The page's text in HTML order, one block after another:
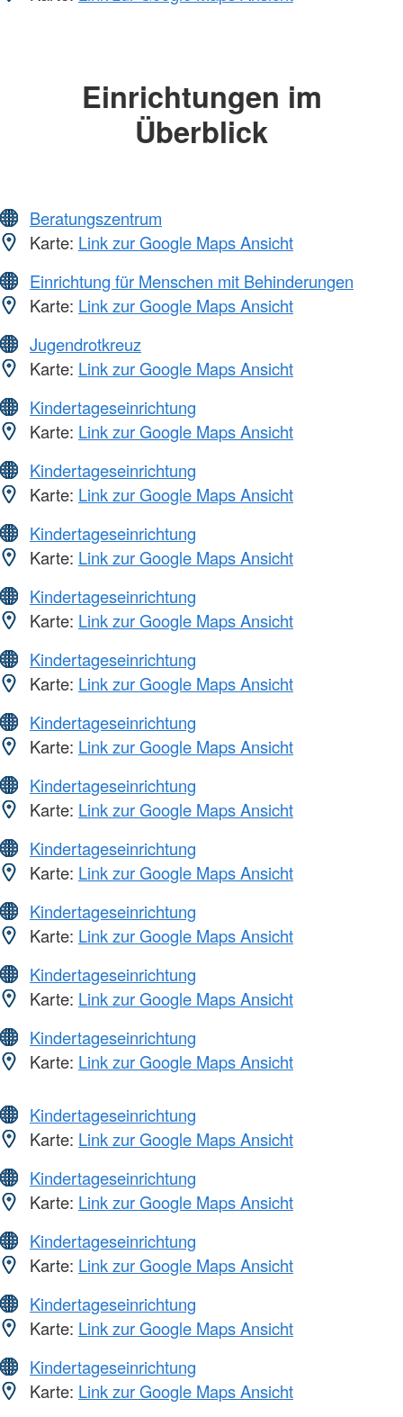
Einrichtungen im
Überblick
Beratungszentrum
Karte: Link zur Google Maps Ansicht
Einrichtung für Menschen mit Behinderungen
Karte: Link zur Google Maps Ansicht
Jugendrotkreuz
Karte: Link zur Google Maps Ansicht
Kindertageseinrichtung
Karte: Link zur Google Maps Ansicht
Kindertageseinrichtung
Karte: Link zur Google Maps Ansicht
Kindertageseinrichtung
Karte: Link zur Google Maps Ansicht
Kindertageseinrichtung
Karte: Link zur Google Maps Ansicht
Kindertageseinrichtung
Karte: Link zur Google Maps Ansicht
Kindertageseinrichtung
Karte: Link zur Google Maps Ansicht
Kindertageseinrichtung
Karte: Link zur Google Maps Ansicht
Kindertageseinrichtung
Karte: Link zur Google Maps Ansicht
Kindertageseinrichtung
Karte: Link zur Google Maps Ansicht
Kindertageseinrichtung
Karte: Link zur Google Maps Ansicht
Kindertageseinrichtung
Karte: Link zur Google Maps Ansicht
Kindertageseinrichtung
Karte: Link zur Google Maps Ansicht
Kindertageseinrichtung
Karte: Link zur Google Maps Ansicht
Kindertageseinrichtung
Karte: Link zur Google Maps Ansicht
Kindertageseinrichtung
Karte: Link zur Google Maps Ansicht
Kindertageseinrichtung
Karte: Link zur Google Maps Ansicht